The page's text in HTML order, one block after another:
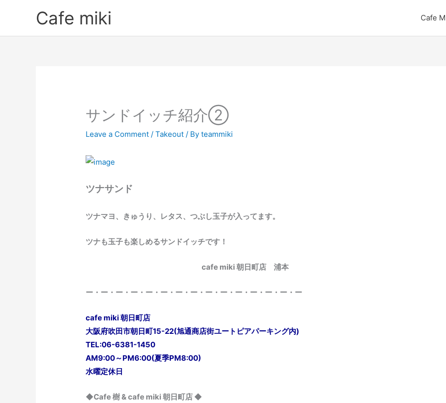
Cafe miki Cafe
サンドイッチ紹介②
Leave a Comment /Takeout / Byteammiki
ツナサンド
ツナマヨ、きゅうり、レタス、つぶし玉子が入ってます。
ツナも玉子も楽しめるサンドイッチです！
cafe miki 朝日町店 浦本
ー・ー・ー・ー・ー・ー・ー・ー・ー・ー・ー・ー・ー・ー・ー
cafe miki 朝日町店
大阪府吹田市朝日町15-22(旭通商店街ユートピアパーキング内)
TEL:06-6381-1450
AM9:00～PM6:00(夏季PM8:00)
水曜定休日
◆Cafe 樹 & cafe miki 朝日町店 ◆